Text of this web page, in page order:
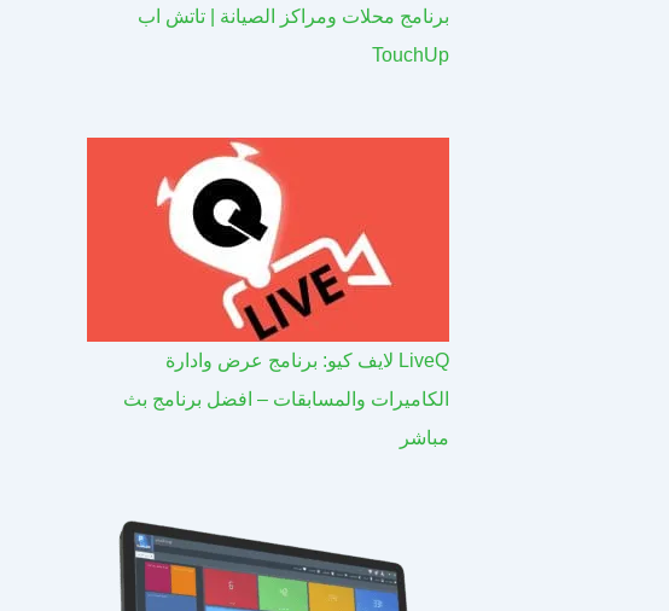
برنامج محلات ومراكز الصيانة | تاتش اب
TouchUp
LiveQ لايف كيو: برنامج عرض وادارة
الكاميرات والمسابقات – افضل برنامج بث
مباشر